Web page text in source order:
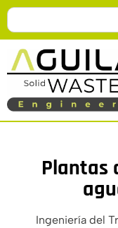
Plantas
Ingeniería del